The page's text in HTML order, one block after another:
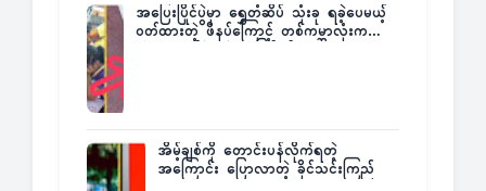
အပြေးပြိုင်ပွဲမှာ ရွှေတံဆိပ် သုံးခု ရခဲ့ပေမယ့်
ဝတ်ထားတဲ့ ဖိနပ်ကြောင့် တစ်ကမ္ဘာလုံးက
အိမ့်ချစ်ကို တောင်းပန်လိုက်ရတဲ့
အကြောင်း ပြောလာတဲ့ ခိုင်သင်းကြည်